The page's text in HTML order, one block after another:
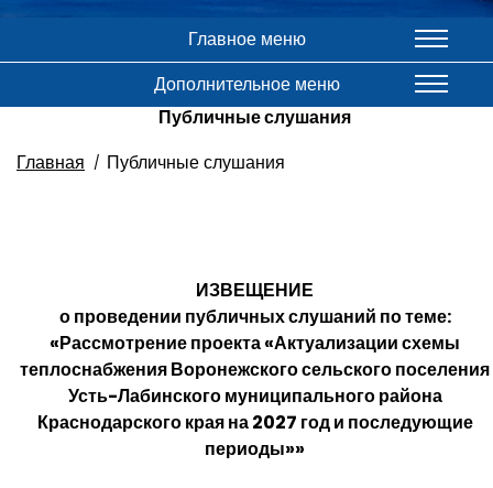
Главное меню
Дополнительное меню
Публичные слушания
Главная
Публичные слушания
ИЗВЕЩЕНИЕ
о проведении публичных слушаний по теме:
«Рассмотрение проекта «Актуализации схемы
теплоснабжения Воронежского сельского поселения
Усть-Лабинского муниципального района
Краснодарского края на 2027 год и последующие
периоды»»